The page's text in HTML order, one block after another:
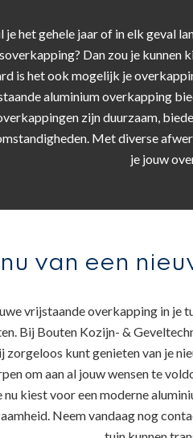
je het gehele jaar of in elk geval
Dan zou je kunnen
is het ook mogelijk je
aluminium overkapping
zijn duurzaam,
Met diverse
je jouw
van een
vrijstaande overkapping in je
Bij Bouten Kozijn- &
zorgeloos kunt genieten van je
om aan al jouw wensen te
nu kiest voor een moderne
Neem vandaag nog